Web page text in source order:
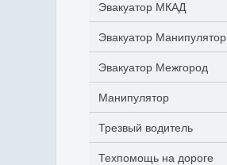
Эвакуатор МКАД
Эвакуатор Манипулятор
Эвакуатор Межгород
Манипулятор
Трезвый водитель
Техпомощь на дороге